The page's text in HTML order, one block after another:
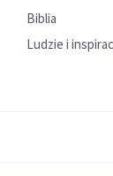
Biblia
Ludzie i